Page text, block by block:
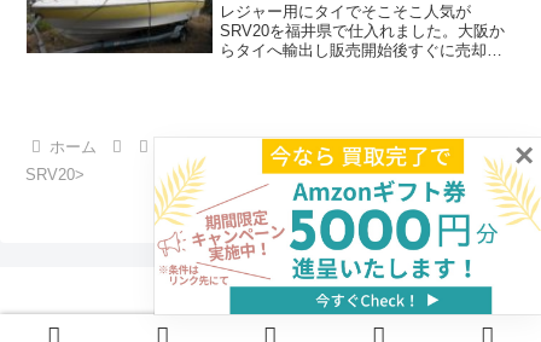
レジャー用にタイでそこそこ人気が
SRV20を福井県で仕入れました。大阪か
らタイへ輸出し販売開始後すぐに売却し
ホーム
YAMAHA SRV-20 <ヤマハ
SRV20>
×